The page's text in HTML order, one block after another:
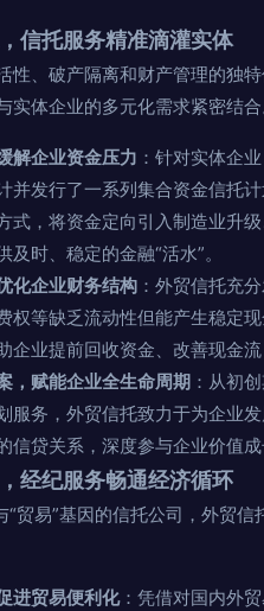
信托服务精准滴灌实体
性、破产隔离和财产管理的独
实体企业的多元化需求紧密结合
解企业资金压力 ：针对实体企
并发行了一系列集合资金信托
式，将资金定向引入制造业升
时、稳定的金融“活水”。
化企业财务结构 ：外贸信托充
权等缺乏流动性但能产生稳定
企业提前回收资金、改善现金
，赋能企业全生命周期 ：从初
服务，外贸信托致力于为企业
信贷关系，深度参与企业价值成
经纪服务畅通经济循环
“贸易”基因的信托公司，外贸
进贸易便利化：凭借对国内外